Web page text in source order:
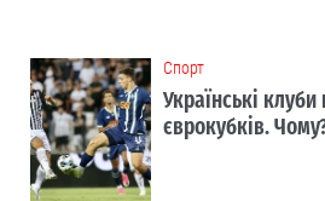
Cпорт
Українські
єврокубків.